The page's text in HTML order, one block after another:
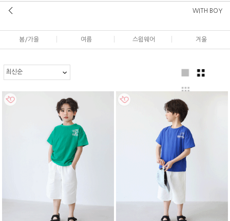
WITH BOY
봄/가을 여름 스윔웨어 겨울